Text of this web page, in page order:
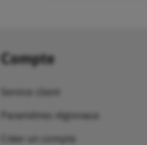
Compte
Service client
Paramètres régionaux
Créer un compte